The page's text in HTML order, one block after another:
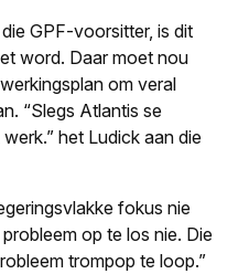
GPF-voorsitter, is dit
word. Daar moet nou
om veral
“Slegs Atlantis se
het Ludick aan die
fokus nie
op te los nie. Die
trompop te loop.”